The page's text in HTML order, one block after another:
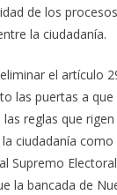
de los
la ciudadanía.
el artículo
las puertas a
reglas que
ciudadanía
Supremo
la bancada de